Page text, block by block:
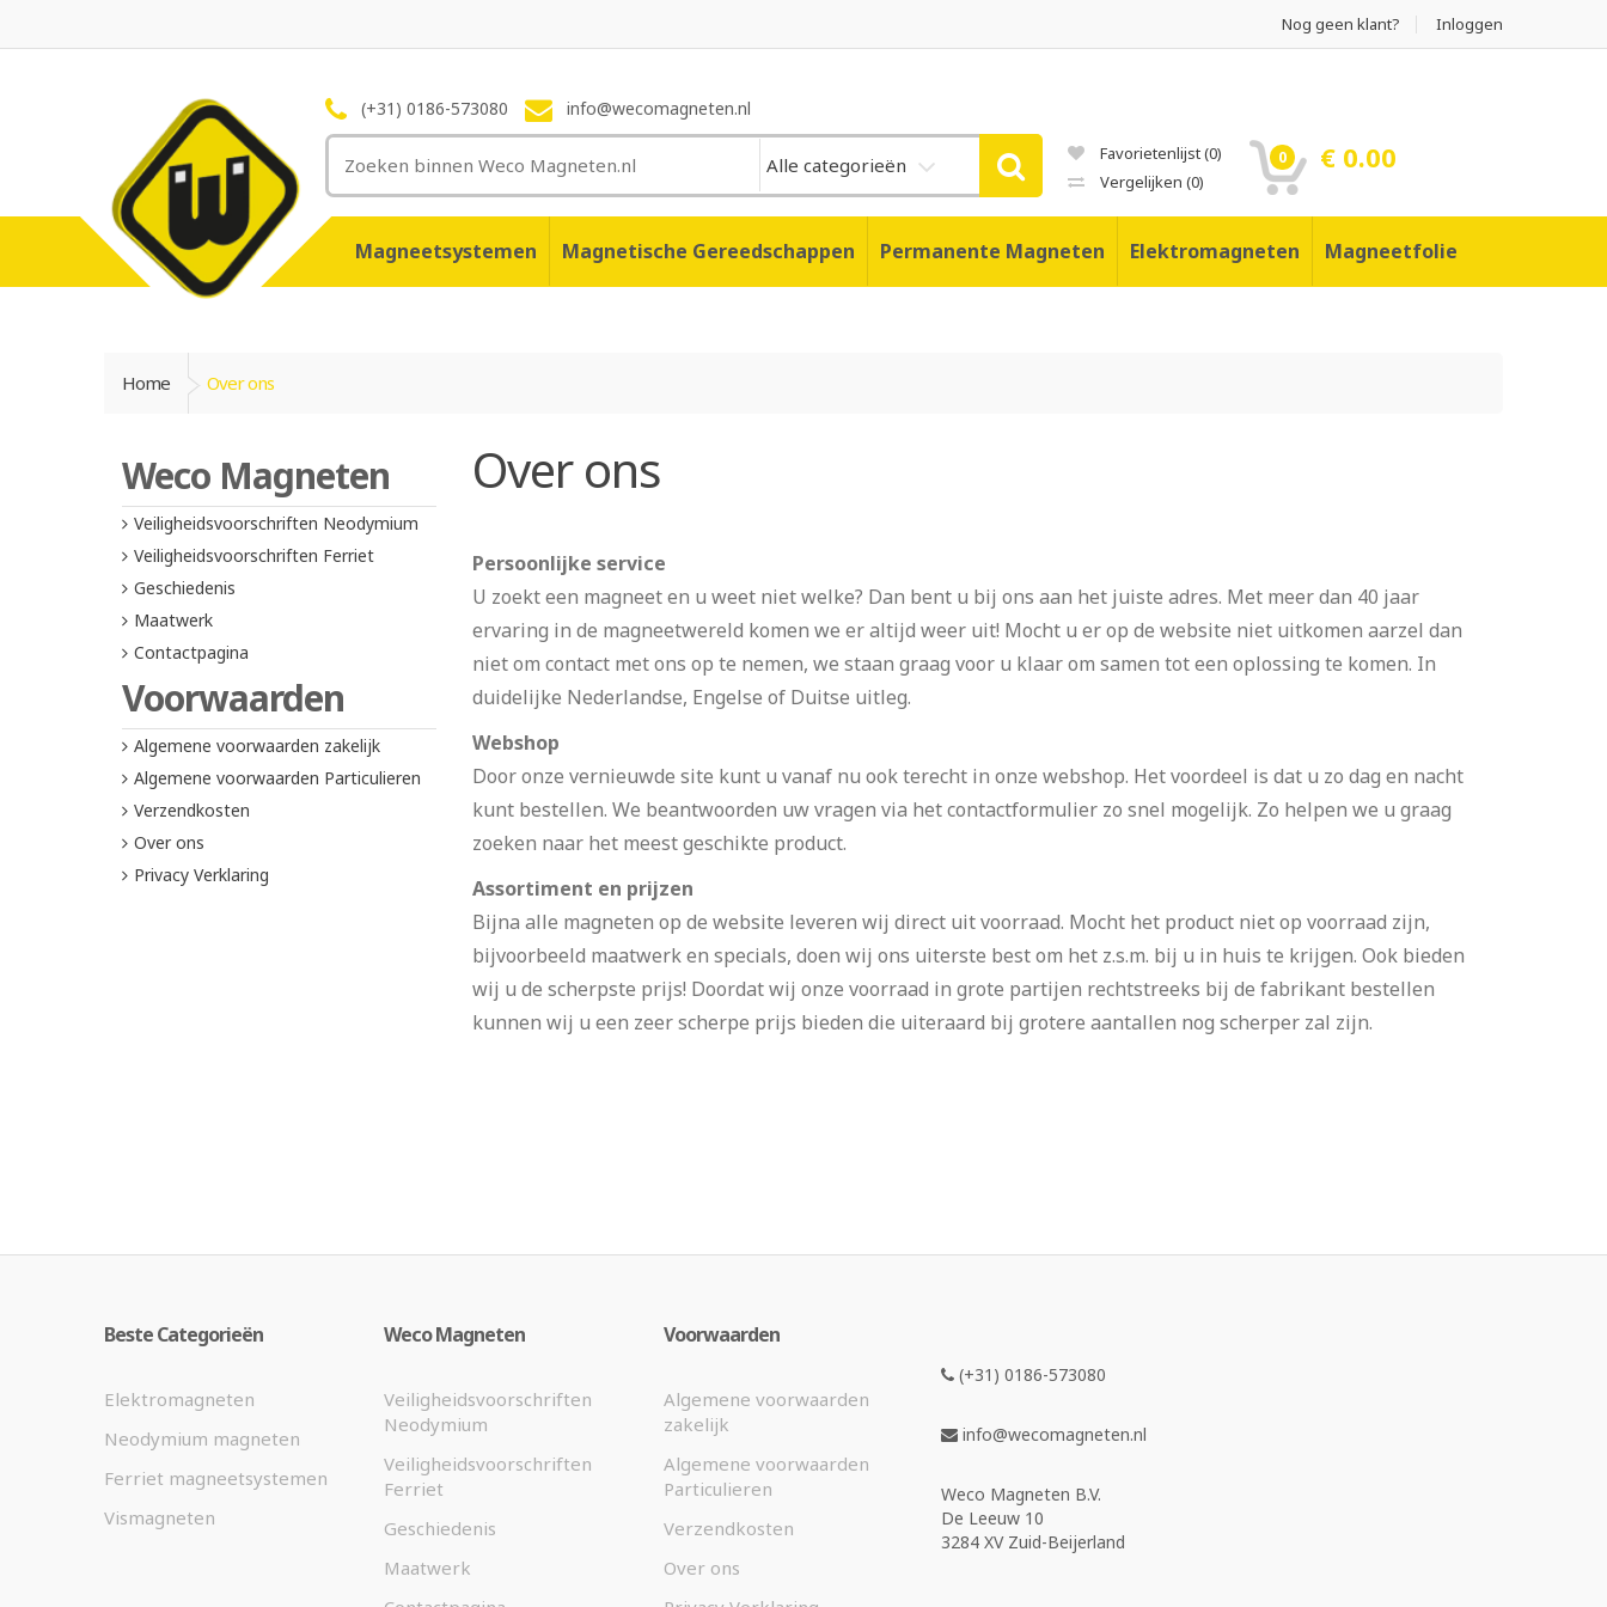
Nog geen klant? Inloggen
(+31) 0186-573080 info@wecomagneten.nl
Alle categorieën Favorietenlijst(0)
Vergelijken (0)
0 € 0.00
Magneetsystemen Magnetische Gereedschappen Permanente Magneten Elektromagneten Magneetfolie
Home Over ons
Weco Magneten
Veiligheidsvoorschriften Neodymium
Veiligheidsvoorschriften Ferriet
Geschiedenis
Maatwerk
Contactpagina
Voorwaarden
Algemene voorwaarden zakelijk
Algemene voorwaarden Particulieren
Verzendkosten
Over ons
Privacy Verklaring
Over ons
Persoonlijke service
U zoekt een magneet en u weet niet welke? Dan bent u bij ons aan het juiste adres. Met meer dan 40 jaar
ervaring in de magneetwereld komen we er altijd weer uit! Mocht u er op de website niet uitkomen aarzel dan
niet om contact met ons op te nemen, we staan graag voor u klaar om samen tot een oplossing te komen. In
duidelijke Nederlandse, Engelse of Duitse uitleg.
Webshop
Door onze vernieuwde site kunt u vanaf nu ook terecht in onze webshop. Het voordeel is dat u zo dag en nacht
kunt bestellen. We beantwoorden uw vragen via het contactformulier zo snel mogelijk. Zo helpen we u graag
zoeken naar het meest geschikte product.
Assortiment en prijzen
Bijna alle magneten op de website leveren wij direct uit voorraad. Mocht het product niet op voorraad zijn,
bijvoorbeeld maatwerk en specials, doen wij ons uiterste best om het z.s.m. bij u in huis te krijgen. Ook bieden
wij u de scherpste prijs! Doordat wij onze voorraad in grote partijen rechtstreeks bij de fabrikant bestellen
kunnen wij u een zeer scherpe prijs bieden die uiteraard bij grotere aantallen nog scherper zal zijn.
(+31) 0186-573080
info@wecomagneten.nl
Weco Magneten B.V.
De Leeuw 10
3284 XV Zuid-Beijerland
Beste Categorieën
Elektromagneten
Neodymium magneten
Ferriet magneetsystemen
Vismagneten
Weco Magneten
Veiligheidsvoorschriften
Neodymium
Veiligheidsvoorschriften
Ferriet
Geschiedenis
Maatwerk
Voorwaarden
Algemene voorwaarden
zakelijk
Algemene voorwaarden
Particulieren
Verzendkosten
Over ons